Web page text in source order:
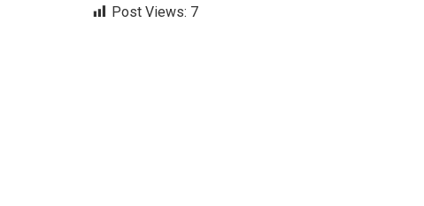
Post Views: 7